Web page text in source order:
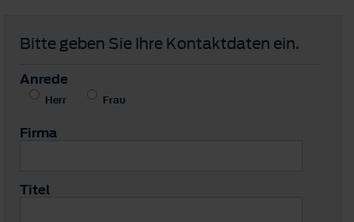
Bitte geben Sie Ihre Kontaktdaten ein.
Anrede
Herr Frau
Firma
Titel